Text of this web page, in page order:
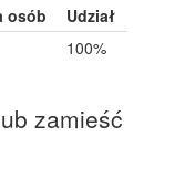
osób
Udział
100%
zamieść